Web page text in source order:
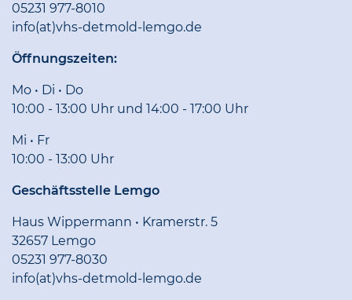
05231 977-8010
info(at)vhs-detmold-lemgo.de
Öffnungszeiten:
Mo • Di • Do
10:00 - 13:00 Uhr und 14:00 - 17:00 Uhr
Mi • Fr
10:00 - 13:00 Uhr
Geschäftsstelle Lemgo
Haus Wippermann • Kramerstr. 5
32657 Lemgo
05231 977-8030
info(at)vhs-detmold-lemgo.de